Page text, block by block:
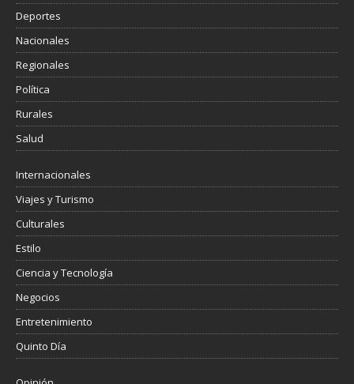
Deportes
Nacionales
Regionales
Política
Rurales
Salud
Internacionales
Viajes y Turismo
Culturales
Estilo
Ciencia y Tecnología
Negocios
Entretenimiento
Quinto Día